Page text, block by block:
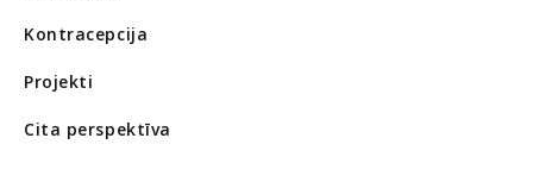
Kontracepcija
Projekti
Cita perspektīva